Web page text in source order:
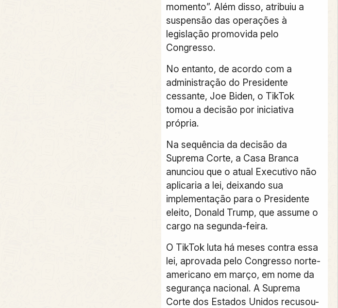
momento”. Além disso, atribuiu a
suspensão das operações à
legislação promovida pelo
Congresso.
No entanto, de acordo com a
administração do Presidente
cessante, Joe Biden, o TikTok
tomou a decisão por iniciativa
própria.
Na sequência da decisão da
Suprema Corte, a Casa Branca
anunciou que o atual Executivo não
aplicaria a lei, deixando sua
implementação para o Presidente
eleito, Donald Trump, que assume o
cargo na segunda-feira.
O TikTok luta há meses contra essa
lei, aprovada pelo Congresso norte-
americano em março, em nome da
segurança nacional. A Suprema
Corte dos Estados Unidos recusou-